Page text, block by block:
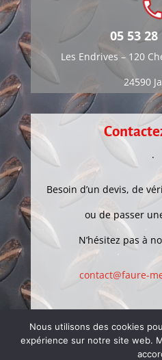
05 53
Les Endrives – 120
24590
.
Besoin d’un devis, de
ou de passer
N’hésitez pas à
contact@faure-
Nous utilisons des cookies
expérience sur notre site web.